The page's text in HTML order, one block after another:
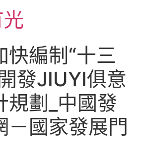
快編制“十三
發JIUYI俱意
規劃_中國發
－國家發展門